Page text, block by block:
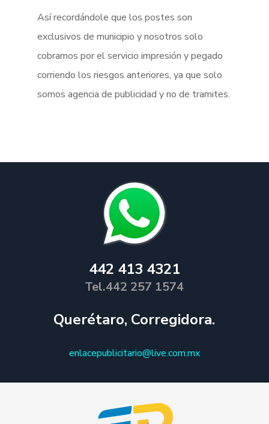
Así recordándole que los postes son
exclusivos de municipio y nosotros solo
cobramos por el servicio impresión y pegado
corriendo los riesgos anteriores, ya que solo
somos agencia de publicidad y no de tramites.
442 413 4321
Tel.442 257 1574
Querétaro, Corregidora.
enlacepublicitario@live.com.mx